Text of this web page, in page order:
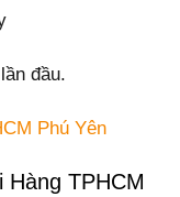
đầu.
Phú Yên
TPHCM